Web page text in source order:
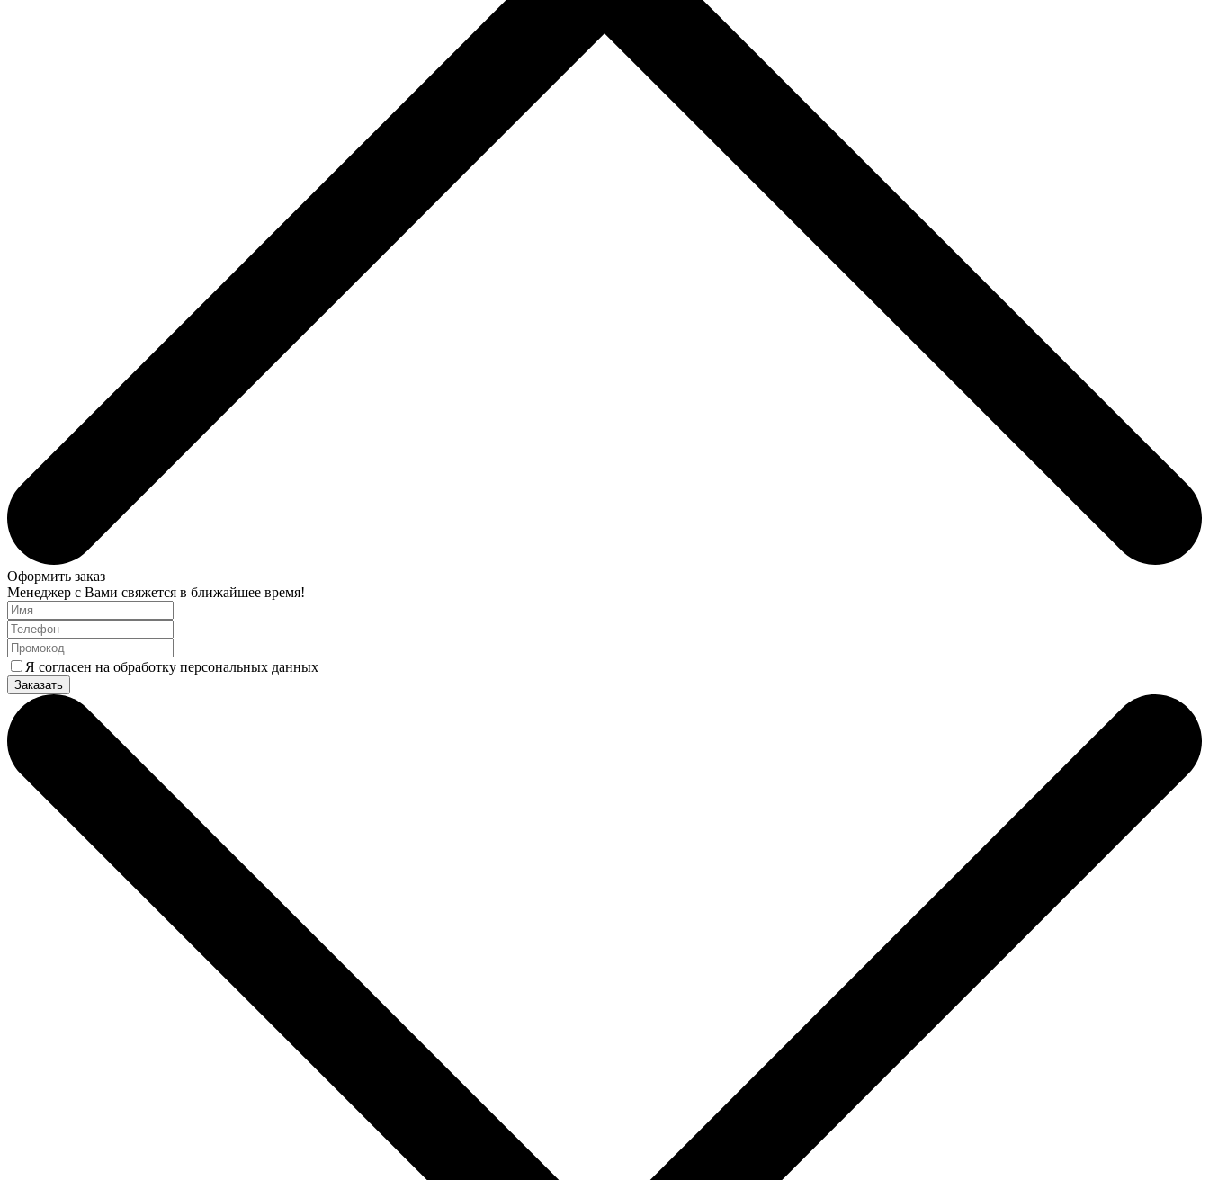
Оформить заказ
Менеджер с Вами свяжется в ближайшее время!
Я согласен на обработку персональных данных
Заказать